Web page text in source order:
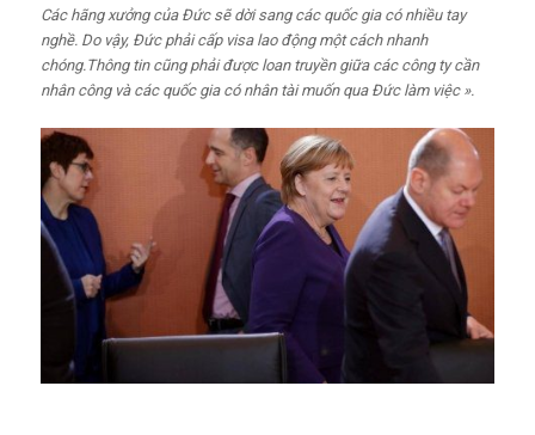
Các hãng xưởng của Đức sẽ dời sang các quốc gia có nhiều tay
nghề. Do vậy, Đức phải cấp visa lao động một cách nhanh
chóng.Thông tin cũng phải được loan truyền giữa các công ty cần
nhân công và các quốc gia có nhân tài muốn qua Đức làm việc ».